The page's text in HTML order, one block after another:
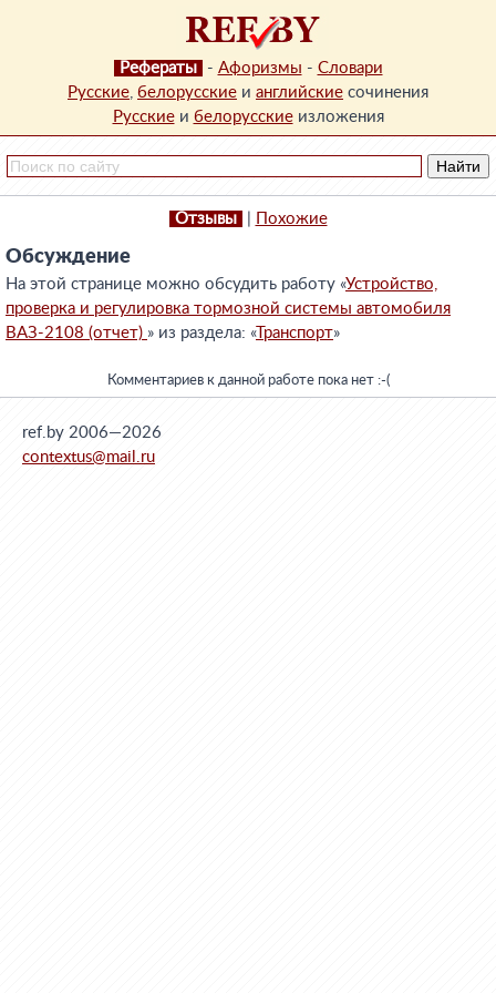
Рефераты - Афоризмы - Словари
Русские, белорусские и английские сочинения
Русскиеи белорусскиеизложения
Отзывы Похожие
Обсуждение
На этой странице можно обсудить работу «Устройство,
проверка и регулировка тормозной системы автомобиля
ВАЗ-2108 (отчет) » из раздела: «Транспорт»
Комментариев к данной работе пока нет :-(
ref.by 2006—2026
contextus@mail.ru